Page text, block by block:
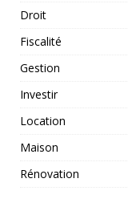
Droit
Fiscalité
Gestion
Investir
Location
Maison
Rénovation